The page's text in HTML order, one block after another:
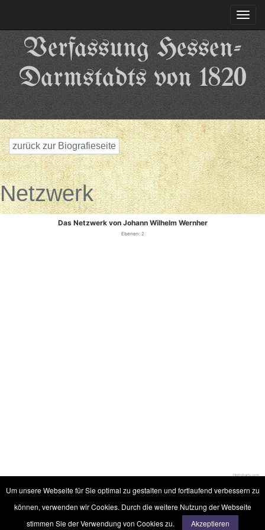
Verfassung Hessen-
Darmstadts von 1820
zurück zur Biografieseite
Netzwerk
Das Netzwerk von Johann Wilhelm Wernher
Ebenen: 2
Highcharts.com
©2017 - 2026 verfassung-hessen-darmstadt.de
Um unsere Webseite für Sie optimal zu gestalten und fortlaufend verbessern zu
können, verwenden wir Cookies. Durch die weitere Nutzung der Webseite
stimmen Sie der Verwendung von Cookies zu.
Akzeptieren